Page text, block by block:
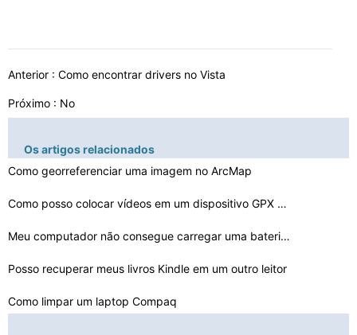
Anterior : Como encontrar drivers no Vista
Próximo : No
Os artigos relacionados
Como georreferenciar uma imagem no ArcMap
Como posso colocar vídeos em um dispositivo GPX MTP
Meu computador não consegue carregar uma bateria nova
Posso recuperar meus livros Kindle em um outro leitor
Como limpar um laptop Compaq